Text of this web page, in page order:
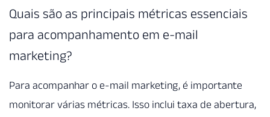
Quais são as principais métricas essenciais
para acompanhamento em e-mail
marketing?
Para acompanhar o e-mail marketing, é importante
monitorar várias métricas. Isso inclui taxa de abertura,